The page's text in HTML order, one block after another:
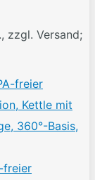
zzgl. Versand;
freier